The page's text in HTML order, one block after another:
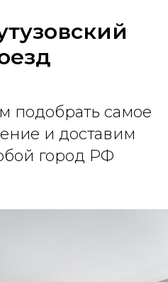
самое
и доставим
город РФ